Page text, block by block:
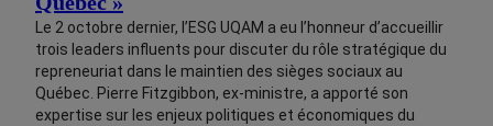
Le 2 octobre dernier, l’ESG UQAM a eu l’honneur d’accueillir
trois leaders influents pour discuter du rôle stratégique du
repreneuriat dans le maintien des sièges sociaux au
Québec. Pierre Fitzgibbon, ex-ministre, a apporté son
expertise sur les enjeux politiques et économiques du